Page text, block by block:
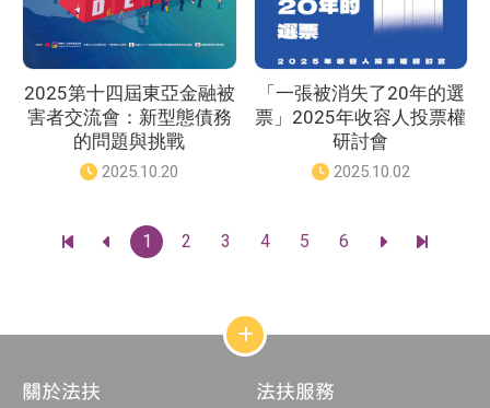
2025第十四屆東亞金融被
害者交流會：新型態債務
的問題與挑戰
發
：
2025.10.20
「一張被消失了20年的選
票」2025年收容人投票權
研討會
發
期
：
2025.10.02
頁
1 2 3 4 5 6
頁
網
站
結
構
關於法扶 法扶服務